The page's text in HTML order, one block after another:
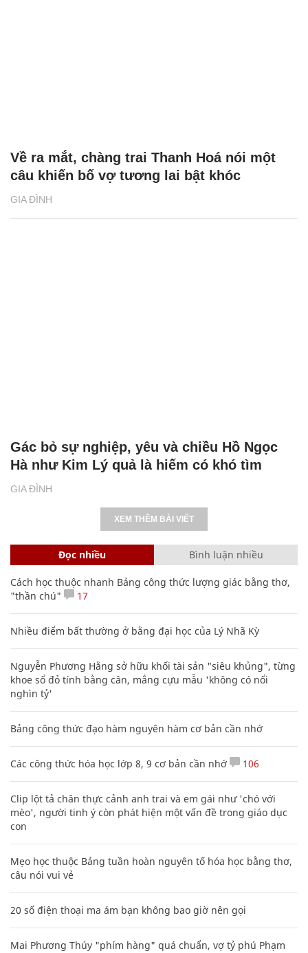
GIA ĐÌNH
Về ra mắt, chàng trai Thanh Hoá nói một
câu khiến bố vợ tương lai bật khóc
GIA ĐÌNH
Gác bỏ sự nghiệp, yêu và chiều Hồ Ngọc
Hà như Kim Lý quả là hiếm có khó tìm
XEM THÊM BÀI VIẾT
Đọc nhiều Bình luận nhiều
Cách học thuộc nhanh Bảng công thức lượng giác bằng thơ,
"thần chú"
17
Nhiều điểm bất thường ở bằng đại học của Lý Nhã Kỳ
Nguyễn Phương Hằng sở hữu khối tài sản "siêu khủng", từng
khoe sổ đỏ tính bằng cân, mắng cựu mẫu 'không có nổi
nghìn tỷ'
Bảng công thức đạo hàm nguyên hàm cơ bản cần nhớ
Các công thức hóa học lớp 8, 9 cơ bản cần nhớ 106
Clip lột tả chân thực cảnh anh trai và em gái như 'chó với
mèo', người tinh ý còn phát hiện một vấn đề trong giáo dục
con
Mẹo học thuộc Bảng tuần hoàn nguyên tố hóa học bằng thơ,
câu nói vui vẻ
20 số điện thoại ma ám bạn không bao giờ nên gọi
Mai Phương Thúy "phím hàng" quá chuẩn, vợ tỷ phú Phạm